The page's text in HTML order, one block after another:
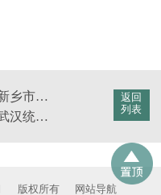
返回
列表
河南混凝土化粪池-合作新乡市中建宏图置业有限公司【百泰集团】
湖北混凝土化粪池-合作武汉统建百步亭联合置业有限公司【百泰集团】
版权所有 网站导航